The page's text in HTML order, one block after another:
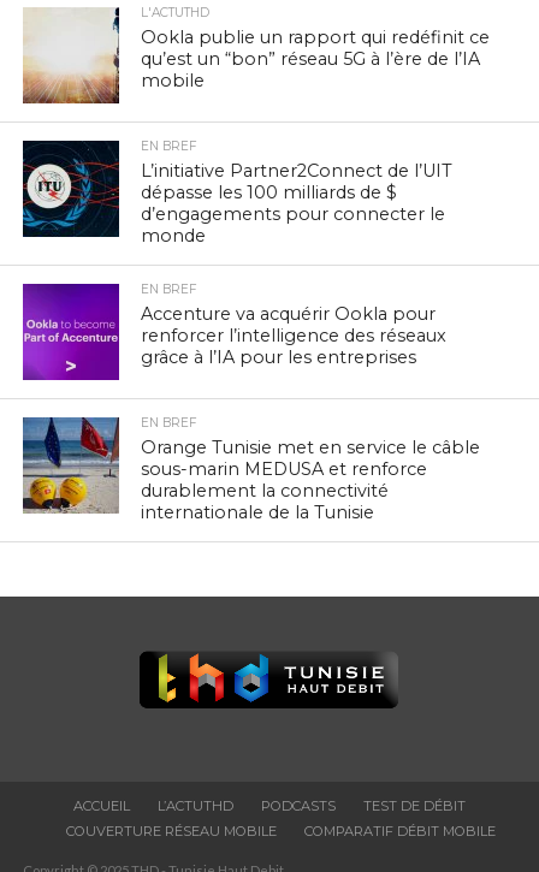
L'ACTUTHD
Ookla publie un rapport qui redéfinit ce
qu’est un “bon” réseau 5G à l’ère de l’IA
mobile
EN BREF
L’initiative Partner2Connect de l’UIT
dépasse les 100 milliards de $
d’engagements pour connecter le
monde
EN BREF
Accenture va acquérir Ookla pour
renforcer l’intelligence des réseaux
grâce à l’IA pour les entreprises
EN BREF
Orange Tunisie met en service le câble
sous-marin MEDUSA et renforce
durablement la connectivité
internationale de la Tunisie
ACCUEIL L’ACTUTHD PODCASTS
TEST DE DÉBIT
COUVERTURE RÉSEAU MOBILE
COMPARATIF DÉBIT MOBILE